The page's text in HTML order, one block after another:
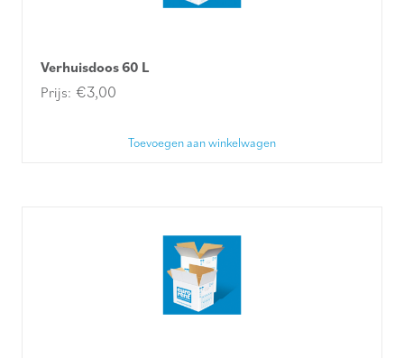
Verhuisdoos 60 L
€3,00
Toevoegen aan winkelwagen